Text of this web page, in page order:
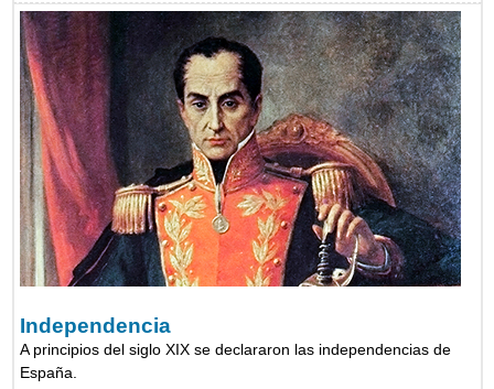
Independencia
A principios del siglo XIX se declararon las independencias de
España.